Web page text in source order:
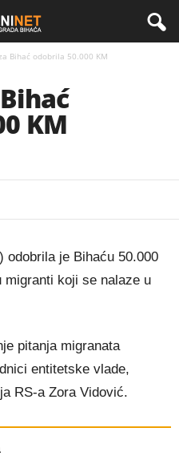
Bihać odobrila 50.000 KM
KM
odobrila je Bihaću 50.000
migranti koji se nalaze u
pitanja migranata
entitetske vlade,
RS-a Zora Vidović.